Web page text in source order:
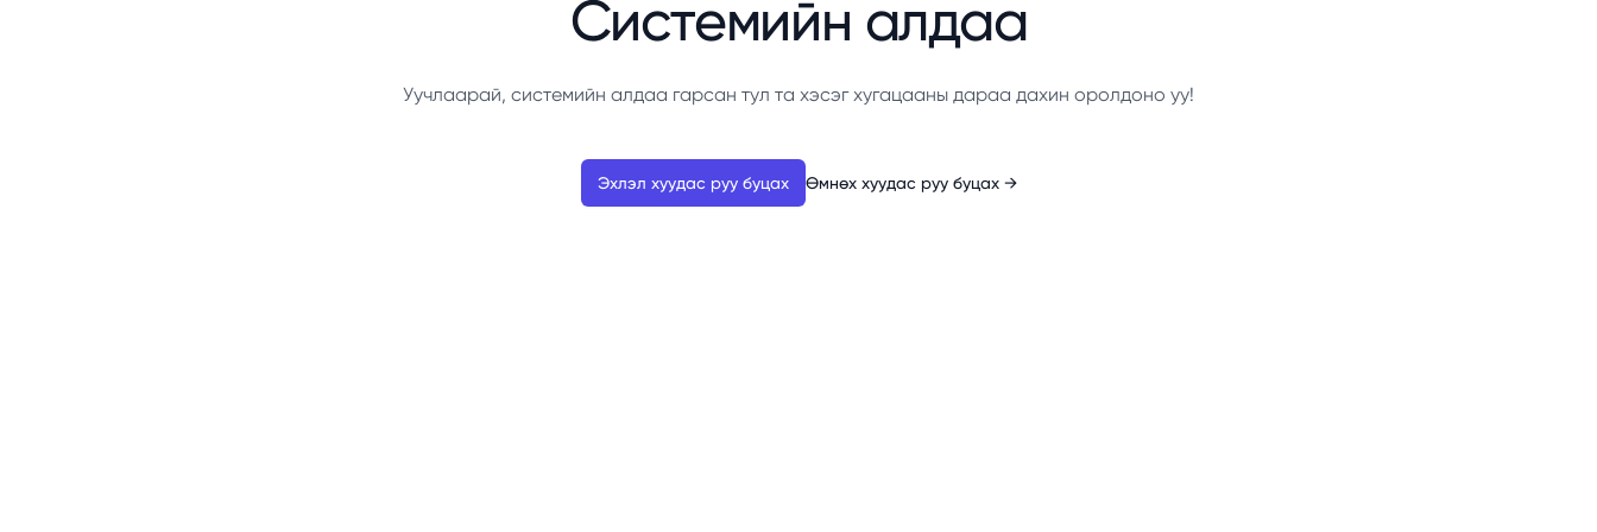
Системийн алдаа
Уучлаарай, системийн алдаа гарсан тул та хэсэг хугацааны дараа дахин оролдоно уу!
Эхлэл хуудас руу буцах Өмнөх хуудас руу буцах →